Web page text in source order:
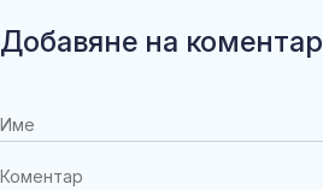
Добавяне на коментар